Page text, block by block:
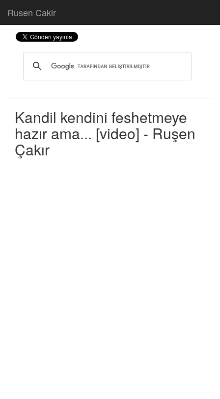
Rusen Cakir
Kandil kendini feshetmeye
hazır ama... [video] - Ruşen
Çakır